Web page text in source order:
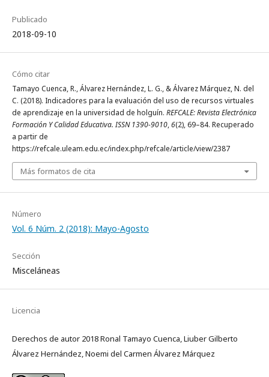
Publicado
2018-09-10
Cómo citar
Tamayo Cuenca, R., Álvarez Hernández, L. G., & Álvarez Márquez, N. del
C. (2018). Indicadores para la evaluación del uso de recursos virtuales
de aprendizaje en la universidad de holguín. REFCALE: Revista Electrónica
Formación Y Calidad Educativa. ISSN 1390-9010,6(2), 69–84. Recuperado
a partir de
https://refcale.uleam.edu.ec/index.php/refcale/article/view/2387
Más formatos de cita
Número
Vol. 6 Núm. 2 (2018): Mayo-Agosto
Sección
Misceláneas
Licencia
Derechos de autor 2018 Ronal Tamayo Cuenca, Liuber Gilberto
Álvarez Hernández, Noemi del Carmen Álvarez Márquez